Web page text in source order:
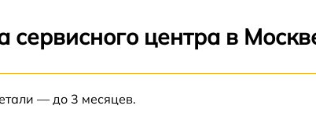
сервисного центра в
— до 3 месяцев.